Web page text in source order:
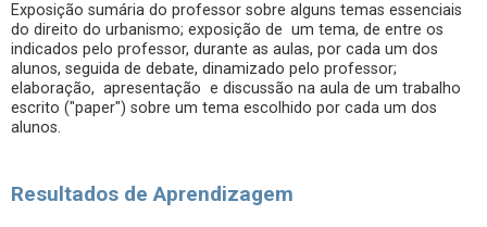
Exposição sumária do professor sobre alguns temas essenciais
do direito do urbanismo; exposição de um tema, de entre os
indicados pelo professor, durante as aulas, por cada um dos
alunos, seguida de debate, dinamizado pelo professor;
elaboração, apresentação e discussão na aula de um trabalho
escrito ("paper") sobre um tema escolhido por cada um dos
alunos.
Resultados de Aprendizagem